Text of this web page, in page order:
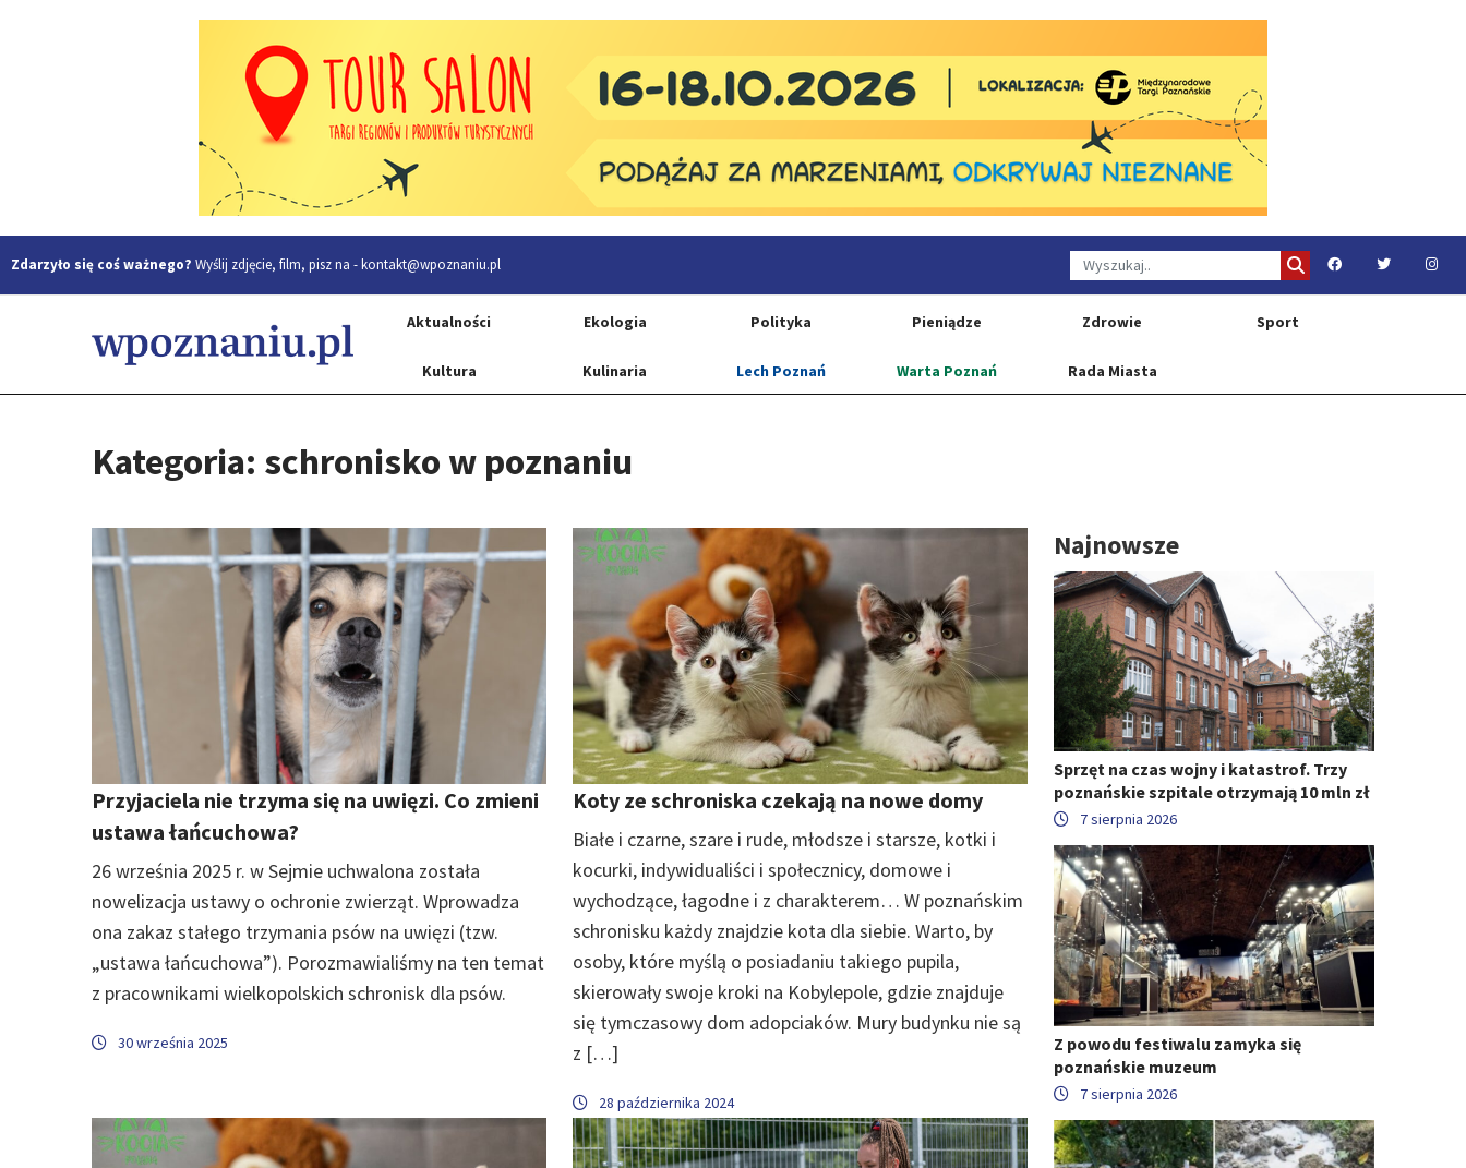
Zdarzyło się coś ważnego? Wyślij zdjęcie, film, pisz na -kontakt@wpoznaniu.pl
Aktualności Ekologia Polityka Pieniądze Zdrowie Sport
Kultura Kulinaria Lech Poznań Warta Poznań Rada Miasta
Kategoria: schronisko w poznaniu
Przyjaciela nie trzyma się na uwięzi. Co zmieni
ustawa łańcuchowa?
26 września 2025 r. w Sejmie uchwalona została
nowelizacja ustawy o ochronie zwierząt. Wprowadza
ona zakaz stałego trzymania psów na uwięzi (tzw.
„ustawa łańcuchowa”). Porozmawialiśmy na ten temat
z pracownikami wielkopolskich schronisk dla psów.
30 września 2025
Koty ze schroniska czekają na nowe domy
Białe i czarne, szare i rude, młodsze i starsze, kotki i
kocurki, indywidualiści i społecznicy, domowe i
wychodzące, łagodne i z charakterem… W poznańskim
schronisku każdy znajdzie kota dla siebie. Warto, by
osoby, które myślą o posiadaniu takiego pupila,
skierowały swoje kroki na Kobylepole, gdzie znajduje
się tymczasowy dom adopciaków. Mury budynku nie są
z […]
28 października 2024
Najnowsze
Sprzęt na czas wojny i katastrof. Trzy
poznańskie szpitale otrzymają 10 mln zł
7 sierpnia 2026
Z powodu festiwalu zamyka się
poznańskie muzeum
7 sierpnia 2026